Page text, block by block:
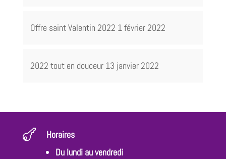
Offre saint Valentin 2022 1 février 2022
2022 tout en douceur 13 janvier 2022

Horaires
Du lundi au vendredi